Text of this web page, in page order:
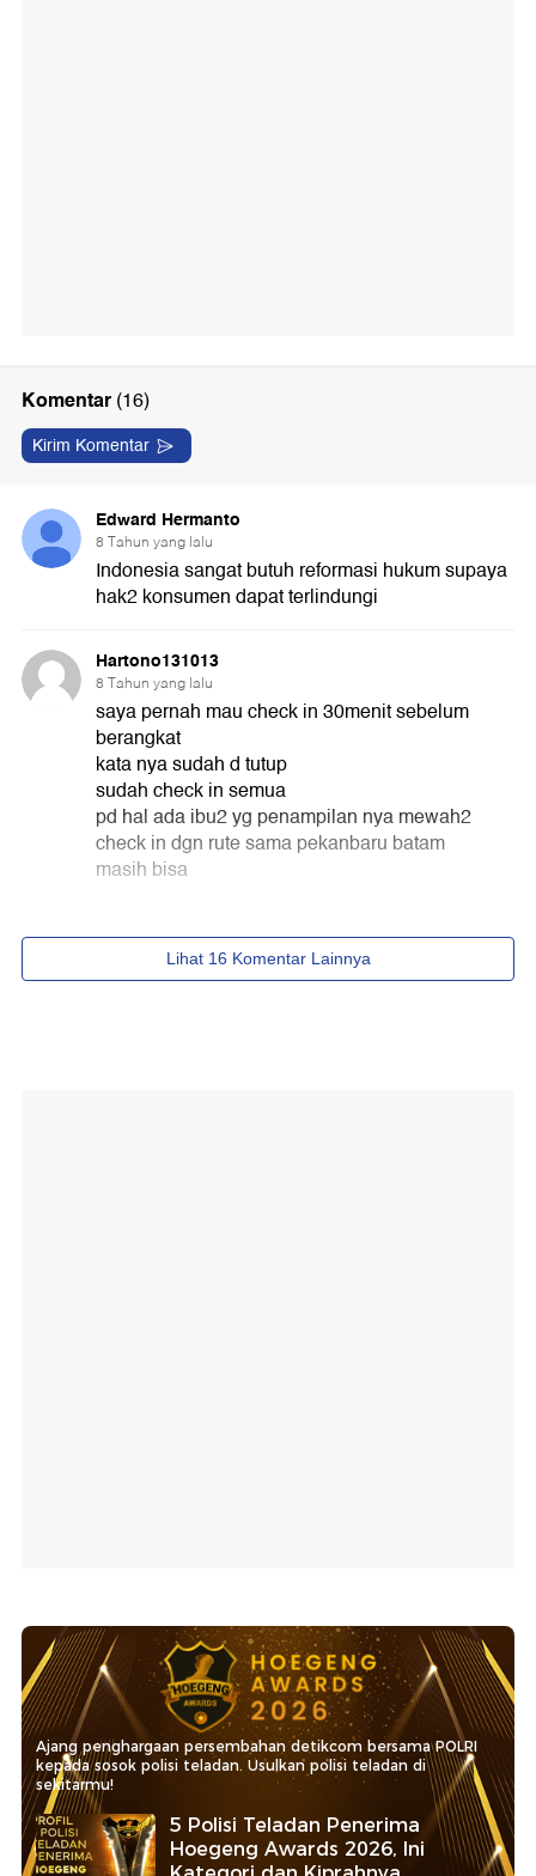
Ajang penghargaan persembahan detikcom bersama POLRI
kepada sosok polisi teladan. Usulkan polisi teladan di
sekitarmu!
5 Polisi Teladan Penerima
Hoegeng Awards 2026, Ini